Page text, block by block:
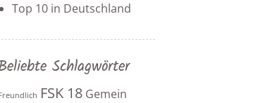
Top 10 in Deutschland
Schlagwörter
FSK 18 Gemein